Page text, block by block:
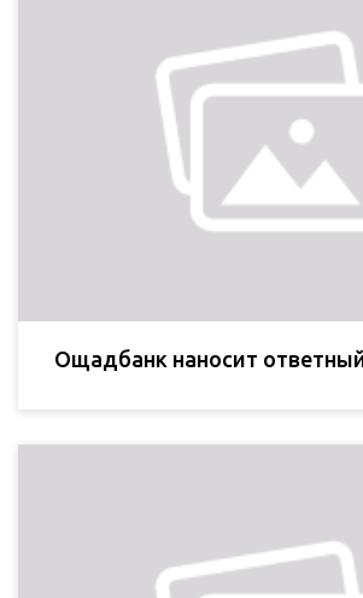
Ощадбанк наносит